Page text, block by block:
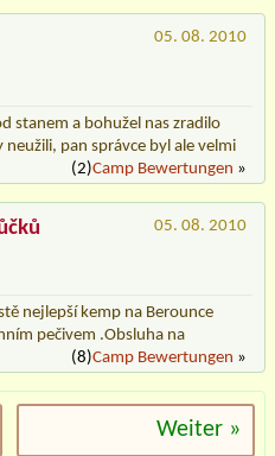
05. 08. 2010
stanem a bohužel nas zradilo
pan správce byl ale velmi
(2)Camp Bewertungen »
05. 08. 2010
nejlepší kemp na Berounce
pečivem .Obsluha na
(8)Camp Bewertungen »
Weiter »